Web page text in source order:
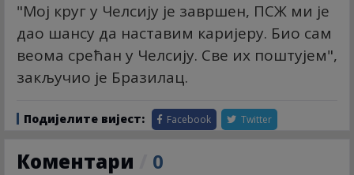
"Мој круг у Челсију је завршен, ПСЖ ми је
дао шансу да наставим каријеру. Био сам
веома срећан у Челсију. Све их поштујем",
закључио је Бразилац.
Подијелите вијест: Facebook Twitter
Коментари 0